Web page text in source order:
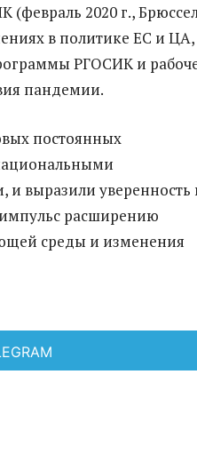
(февраль 2020 г.,
в политике ЕС и ЦА,
РГОСИК и
пандемии.
постоянных
и выразили уверенность
расширению
среды и изменения